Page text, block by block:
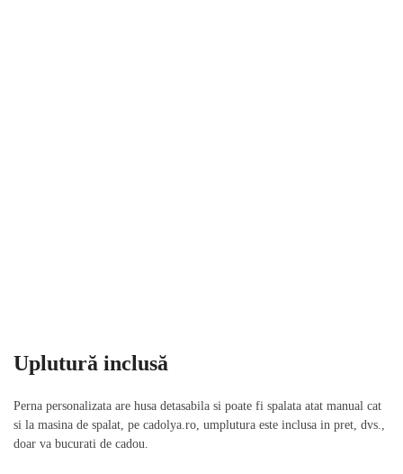
Uplutură inclusă
Perna personalizata are husa detasabila si poate fi spalata atat manual cat
si la masina de spalat, pe cadolya.ro, umplutura este inclusa in pret, dvs.,
doar va bucurati de cadou.